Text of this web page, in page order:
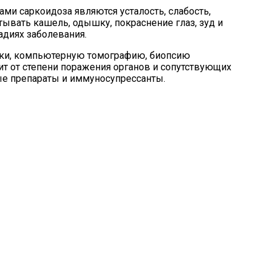
саркоидоза являются усталость, слабость,
кашель, одышку, покраснение глаз, зуд и
заболевания.
компьютерную томографию, биопсию
от степени поражения органов и сопутствующих
препараты и иммуносупрессанты.